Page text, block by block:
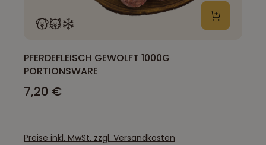
PFERDEFLEISCH GEWOLFT 1000G
PORTIONSWARE
7,20 €
Preise inkl. MwSt. zzgl. Versandkosten